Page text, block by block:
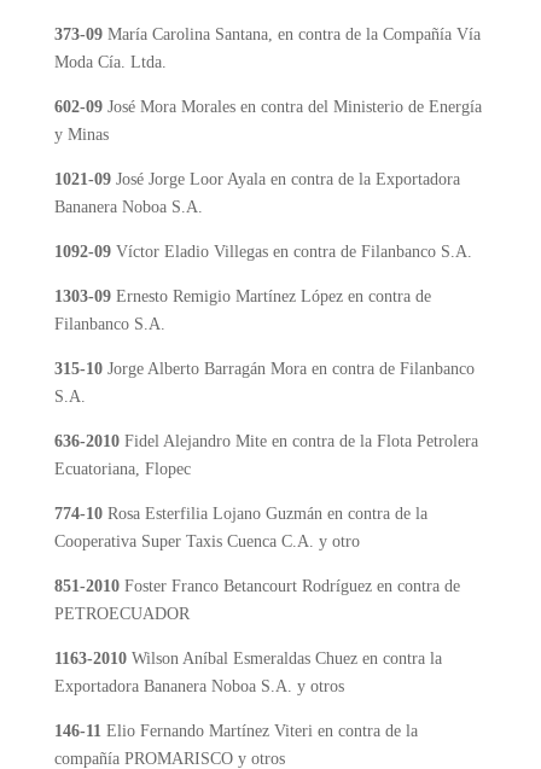
373-09María Carolina Santana, en contra de la Compañía Vía
Moda Cía. Ltda.
602-09 José Mora Morales en contra del Ministerio de Energía
y Minas
1021-09José Jorge Loor Ayala en contra de la Exportadora
Bananera Noboa S.A.
1092-09Víctor Eladio Villegas en contra de Filanbanco S.A.
1303-09 Ernesto Remigio Martínez López en contra de
Filanbanco S.A.
315-10 Jorge Alberto Barragán Mora en contra de Filanbanco
S.A.
636-2010 Fidel Alejandro Mite en contra de la Flota Petrolera
Ecuatoriana, Flopec
774-10 Rosa Esterfilia Lojano Guzmán en contra de la
Cooperativa Super Taxis Cuenca C.A. y otro
851-2010 Foster Franco Betancourt Rodríguez en contra de
PETROECUADOR
1163-2010Wilson Aníbal Esmeraldas Chuez en contra la
Exportadora Bananera Noboa S.A. y otros
146-11 Elio Fernando Martínez Viteri en contra de la
compañía PROMARISCO y otros